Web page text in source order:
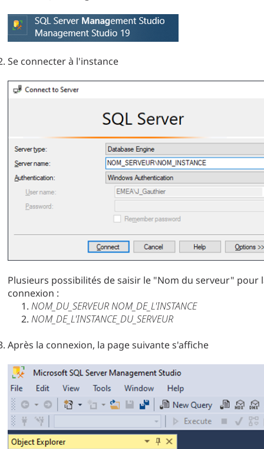
Se connecter à l'instance
Plusieurs possibilités de saisir le "Nom du serveur" pour
connexion :
NOM_DU_SERVEUR NOM_DE_L'INSTANCE
NOM_DE_L'INSTANCE_DU_SERVEUR
Après la connexion, la page suivante s'affiche